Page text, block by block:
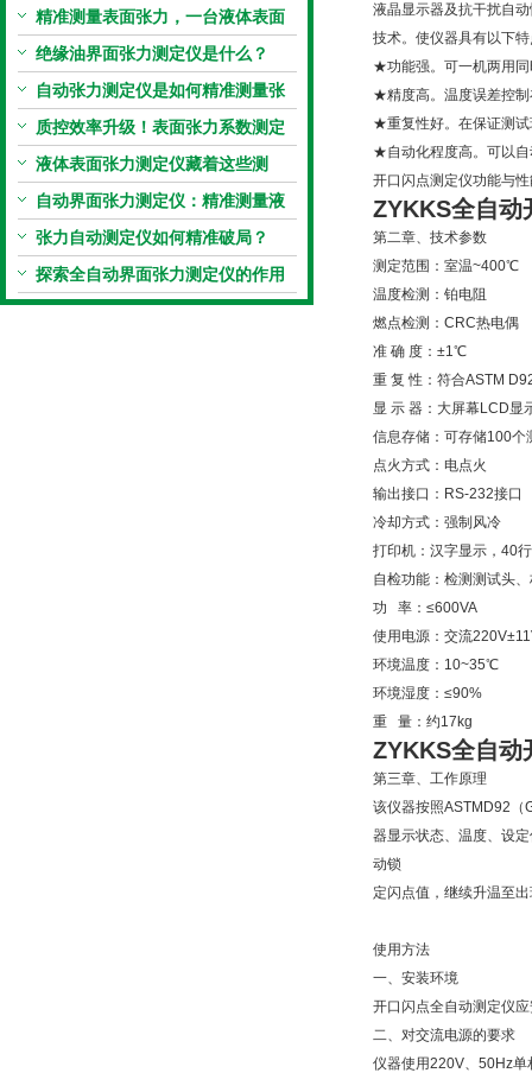
原理到应用全掌握
精准测量表面张力，一台液体表面
张力系数测量仪就够了
绝缘油界面张力测定仪是什么？
自动张力测定仪是如何精准测量张
力的？
质控效率升级！表面张力系数测定
仪真香警告
液体表面张力测定仪藏着这些测
定“小窍门”
自动界面张力测定仪：精准测量液
体界面张力的关键设备
张力自动测定仪如何精准破局？
探索全自动界面张力测定仪的作用
液晶显示器及抗干扰自
技术。使仪器具有以下
★功能强。可一机两用同
★精度高。温度误差控
★重复性好。在保证测
★自动化程度高。可以
开口闪点测定仪功能与
ZYKKS全自动
第二章、技术参数
测定范围：室温~400℃
温度检测：铂电阻
燃点检测：CRC热电偶
准 确 度：±1℃
重 复 性：符合ASTM
显 示 器：大屏幕LCD显
信息存储：可存储100个
点火方式：电点火
输出接口：RS-232接口
冷却方式：强制风冷
打印机：汉字显示，40行
自检功能：检测测试头
功 率：≤600VA
使用电源：交流
环境温度：10~35℃
环境湿度：≤90%
重 量：约17kg
ZYKKS全自动
第三章、工作原理
该仪器按照ASTMD92（
器显示状态、温度、设
动锁
定闪点值，继续升温至
使用方法
一、安装环境
开口闪点全自动测定仪
二、对交流电源的要求
仪器使用220V、50Hz单